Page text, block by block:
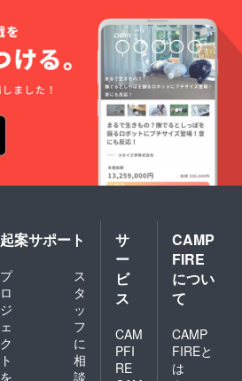
す。）
（カ
ラーは
ダ紺ま
たは
赤。）※
昇華プ
リント
の為、
多少の
る場合
ご理解
の程、
よろし
くお願
い申し
上げま
んなで
野球を
やろ
う！」
ブ、試
合後の
着替え
などを
入れて
ご使用
頂けま
す。
（カ
紺また
は
赤。）※
リント
の為、
多少の
色むら
が起き
る場合
があり
ご理解
の程、
よろし
くお願
起案サポート
プ
ロ
ジ
ェ
ク
ト
を
ス
タ
ッ
フ
に
相
談
サ
ー
ビ
ス
CAM
PFI
RE
CAMP
FIRE
につい
て
CAMP
FIREと
は